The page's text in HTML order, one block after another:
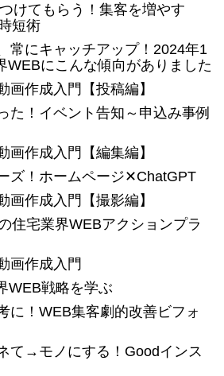
けてもらう！集客を増やす
短術
常にキャッチアップ！2024年1
WEBにこんな傾向がありました
画作成入門【投稿編】
た！イベント告知～申込み事例
画作成入門【編集編】
ズ！ホームページ✕ChatGPT
画作成入門【撮影編】
住宅業界WEBアクションプラ
画作成入門
WEB戦略を学ぶ
に！WEB集客劇的改善ビフォ
て→モノにする！Goodインス